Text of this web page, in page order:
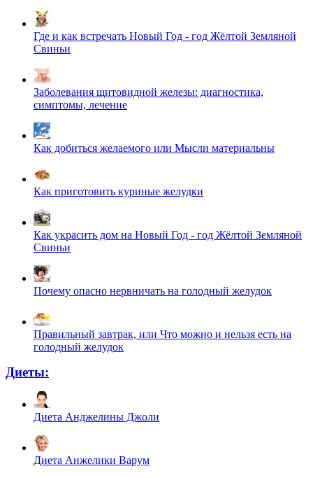
Где и как встречать Новый Год - год Жёлтой Земляной
Свиньи
Заболевания щитовидной железы: диагностика,
симптомы, лечение
Как добиться желаемого или Мысли материальны
Как приготовить куриные желудки
Как украсить дом на Новый Год - год Жёлтой Земляной
Свиньи
Почему опасно нервничать на голодный желудок
Правильный завтрак, или Что можно и нельзя есть на
голодный желудок
Диеты:
Диета Анджелины Джоли
Диета Анжелики Варум